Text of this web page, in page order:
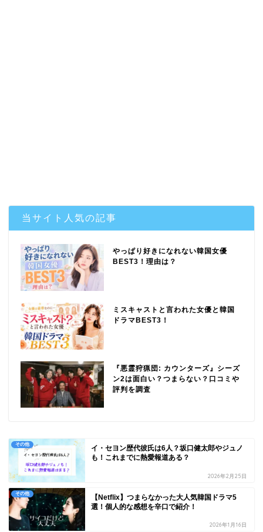
当サイト人気の記事
やっぱり好きになれない韓国女優
BEST3！理由は？
ミスキャストと言われた女優と韓国
ドラマBEST3！
『悪霊狩猟団: カウンターズ』シーズ
ン2は面白い？つまらない？口コミや
評判を調査
その他
イ・セヨン歴代彼氏は6人？坂口健太郎やジュノ
も！これまでに熱愛報道ある？
2026年2月25日
その他
【Netflix】つまらなかった大人気韓国ドラマ5
選！個人的な感想を辛口で紹介！
2026年1月16日